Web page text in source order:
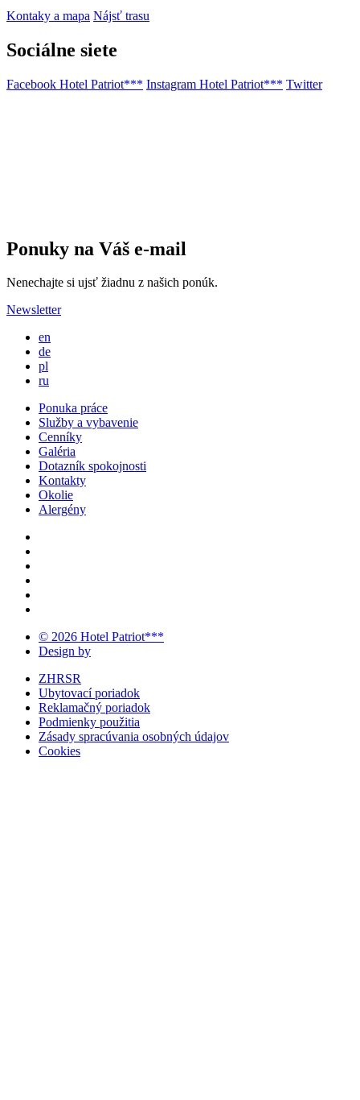
Kontaky a mapa Nájsť trasu
Sociálne siete
Facebook Hotel Patriot*** Instagram Hotel Patriot*** Twitter
Ponuky na Váš e-mail
Nenechajte si ujsť žiadnu z našich ponúk.
Newsletter
en
de
pl
ru
Ponuka práce
Služby a vybavenie
Cenníky
Galéria
Dotazník spokojnosti
Kontakty
Okolie
Alergény
© 2026 Hotel Patriot***
Design by
ZHRSR
Ubytovací poriadok
Reklamačný poriadok
Podmienky použitia
Zásady spracúvania osobných údajov
Cookies